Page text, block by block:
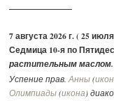
7 августа 2026 г. ( 25
Седмица 10-я по
растительным маслом.
Успение прав.Анны (
Олимпиады (икона)